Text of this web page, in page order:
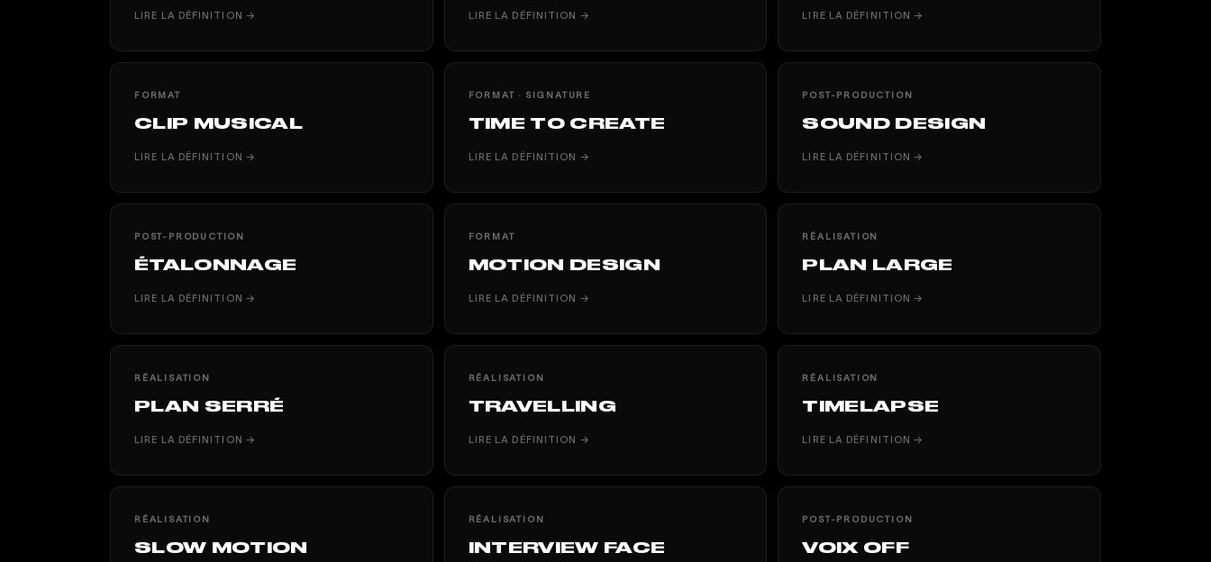
LIRE LA DÉFINITION → LIRE LA DÉFINITION → LIRE LA DÉFINITION →
FORMAT
CLIP MUSICAL
LIRE LA DÉFINITION →
FORMAT · SIGNATURE
TIME TO CREATE
LIRE LA DÉFINITION →
POST-PRODUCTION
SOUND DESIGN
LIRE LA DÉFINITION →
POST-PRODUCTION
ÉTALONNAGE
LIRE LA DÉFINITION →
FORMAT
MOTION DESIGN
LIRE LA DÉFINITION →
RÉALISATION
PLAN LARGE
LIRE LA DÉFINITION →
RÉALISATION
PLAN SERRÉ
LIRE LA DÉFINITION →
RÉALISATION
TRAVELLING
LIRE LA DÉFINITION →
RÉALISATION
TIMELAPSE
LIRE LA DÉFINITION →
RÉALISATION
SLOW MOTION
RÉALISATION
INTERVIEW FACE
POST-PRODUCTION
VOIX OFF